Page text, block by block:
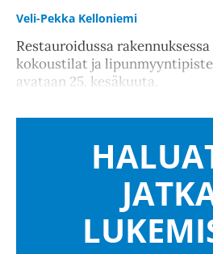
Veli-Pekka Kelloniemi
Restauroidussa
kokoustilat ja
avataan 25. kesäkuuta.